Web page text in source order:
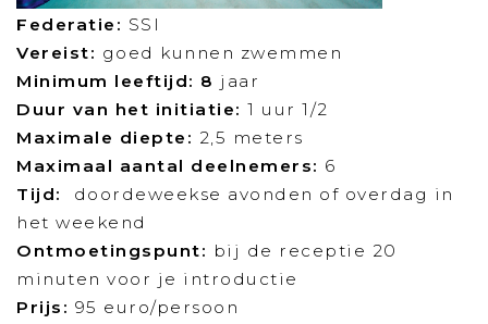
Federatie: SSI
Vereist: goed kunnen zwemmen
Minimum leeftijd: 8 jaar
Duur van het initiatie: 1 uur 1/2
Maximale diepte : 2,5 meters
Maximaal aantal deelnemers: 6
Tijd:
doordeweekse avonden of overdag in
het weekend
Ontmoetingspunt: bij de receptie 20
minuten voor je introductie
Prijs: 95 euro/persoon